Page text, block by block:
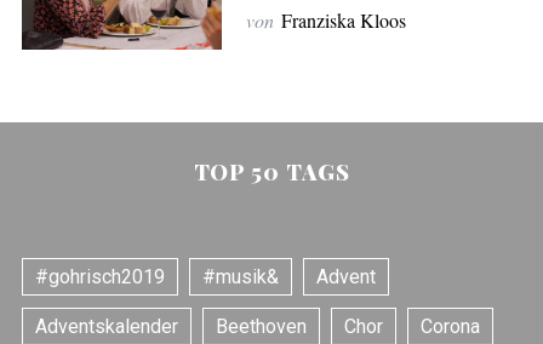
von Franziska Kloos
TOP 50 TAGS
#gohrisch2019 #musik& Advent
Adventskalender Beethoven Chor Corona